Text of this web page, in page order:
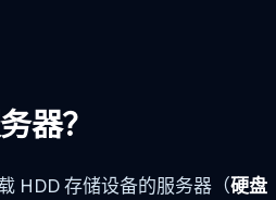
器？
HDD 存储设备的服务器（硬盘